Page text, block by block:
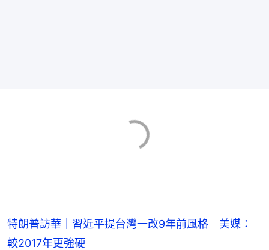
特朗普訪華｜習近平提台灣一改9年前風格 美媒：
較2017年更強硬